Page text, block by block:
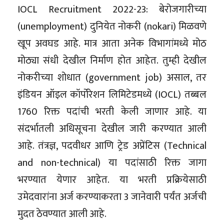
IOCL Recruitment 2022-23: बेरोजगारीच्या
(unemployment) दुनियेत नोकरी (nokari) मिळवणे
खूप अवघड आहे. मात्र आता अनेक विभागांमध्ये मोठ
मोठ्या संधी देखील निर्माण होत आहेत. तुम्ही देखील
नोकरीच्या शोधात (government job) असाल, तर
इंडियन ऑइल कॉर्पोरेशन लिमिटेडमध्ये (IOCL) तब्बल
1760 रिक्त पदांची भरती केली जाणार आहे. या
संदर्भातली अधिसूचना देखील जारी करण्यात आली
आहे. तंत्रज्ञ, पदवीधर आणि ट्रेड अप्रेंटिस (Technical
and non-technical) या पदांसाठी रिक्त जागा
भरण्यात येणार आहेत. या भरती प्रक्रियेसाठी
उमेदवारांना अर्ज करण्याकरता 3 जानेवारी पर्यंत अर्जची
मुदत ठेवण्यात आली आहे.